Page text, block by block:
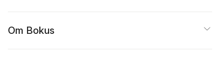
Om Bokus